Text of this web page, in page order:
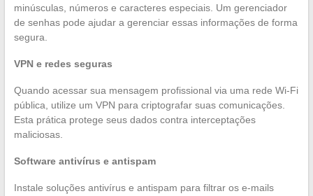
minúsculas, números e caracteres especiais. Um gerenciador
de senhas pode ajudar a gerenciar essas informações de forma
segura.
VPN e redes seguras
Quando acessar sua mensagem profissional via uma rede Wi-Fi
pública, utilize um VPN para criptografar suas comunicações.
Esta prática protege seus dados contra interceptações
maliciosas.
Software antivírus e antispam
Instale soluções antivírus e antispam para filtrar os e-mails